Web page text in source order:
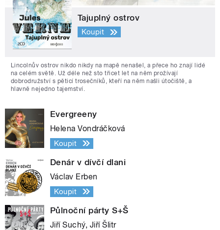
Tajuplný ostrov
Koupit
Lincolnův ostrov nikdo nikdy na mapě nenašel, a přece ho znají lidé
na celém světě. Už déle než sto třicet let na něm prožívají
dobrodružství s pěticí trosečníků, kteří na něm našli útočiště, a
hlavně nejedno tajemství.
Evergreeny
Helena Vondráčková
Koupit
Denár v dívčí dlani
Václav Erben
Koupit
Půlnoční párty S+Š
Jiří Suchý, Jiří Šlitr